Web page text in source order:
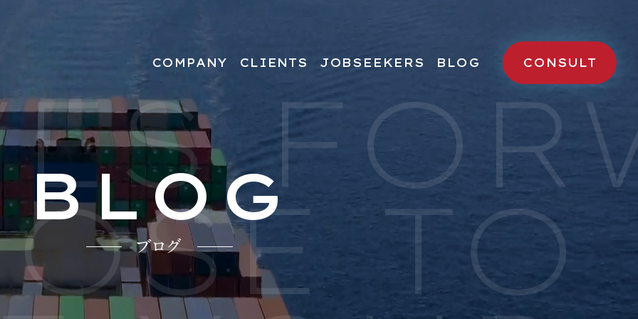
COMPANY CLIENTS
人材をお探しの企業様へ
JOBSEEKERS
求職者様へ
求人検索
転職成功者様の声
BLOG CONSULT
TO
BLOG
ブログ